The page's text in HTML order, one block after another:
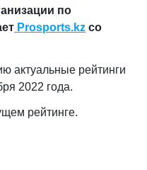
по
Prosports.kz со
актуальные рейтинги
2022 года.
рейтинге.